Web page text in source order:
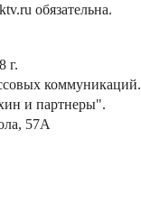
обязательна.
г.
коммуникаций.
и партнеры".
57А